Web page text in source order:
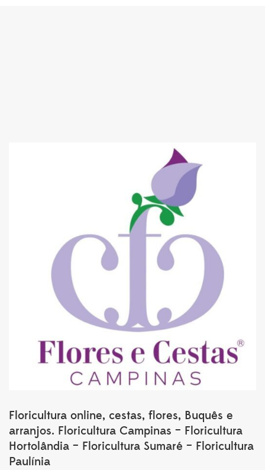
Floricultura online, cestas, flores, Buquês e
arranjos. Floricultura Campinas – Floricultura
Hortolândia – Floricultura Sumaré – Floricultura
Paulínia